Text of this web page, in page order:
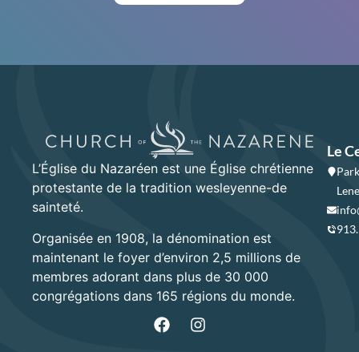
L’Église du Nazaréen est une Église chrétienne
protestante de la tradition wesleyenne-de
sainteté.
Organisée en 1908, la dénomination est
maintenant le foyer d’environ 2,5 millions de
membres adorant dans plus de 30 000
congrégations dans 165 régions du monde.
Le